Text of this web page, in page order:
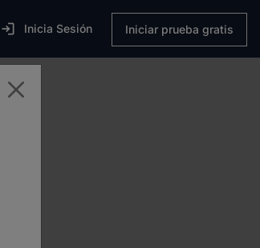
 Inicia Sesión Iniciar prueba gratis